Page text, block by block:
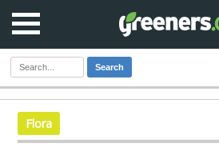
Search
Flora